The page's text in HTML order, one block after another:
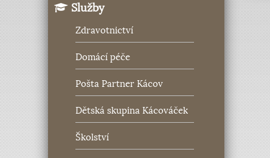
Služby
Zdravotnictví
Domácí péče
Pošta Partner Kácov
Dětská skupina Kácováček
Školství